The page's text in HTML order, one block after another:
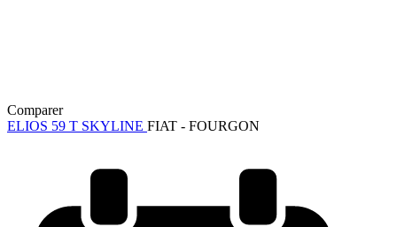
Comparer
ELIOS 59 T SKYLINE FIAT - FOURGON